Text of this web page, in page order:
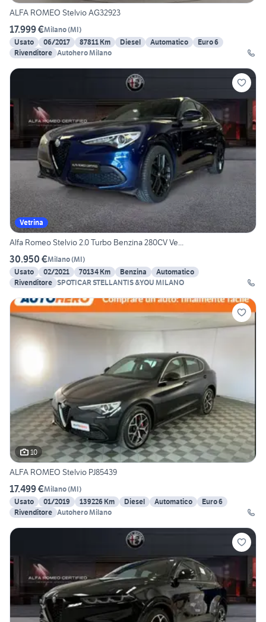
ALFA ROMEO Stelvio AG32923
17.999 €Milano(MI)
Usato
06/2017 87811 Km Diesel Automatico
Euro 6
Rivenditore Autohero Milano
Vetrina
Alfa Romeo Stelvio 2.0 Turbo Benzina 280CV Ve...
30.950 €Milano(MI)
Usato
02/2021 70134 Km Benzina
Automatico
Rivenditore SPOTICAR STELLANTIS &YOU MILANO
10
ALFA ROMEO Stelvio PJ85439
17.499 €Milano(MI)
Usato
01/2019 139226 Km Diesel Automatico
Euro 6
Rivenditore Autohero Milano